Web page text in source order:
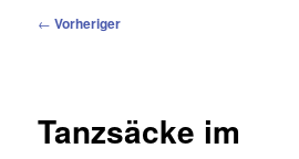
Beitragsnavigation
← Vorheriger
Tanzsäcke im